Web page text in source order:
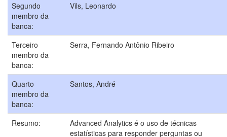
Segundo
membro da
banca:
Vils, Leonardo
Terceiro
membro da
banca:
Serra, Fernando Antônio Ribeiro
Quarto
membro da
banca:
Santos, André
Resumo:
Advanced Analytics é o uso de técnicas
estatísticas para responder perguntas ou